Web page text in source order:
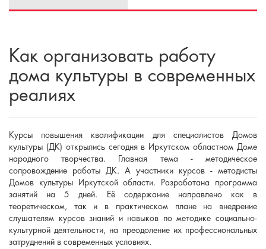
Как организовать работу
дома культуры в современных
реалиях
Курсы повышения квалификации для специалистов Домов
культуры (ДК) открылись сегодня в Иркутском областном Доме
народного творчества. Главная тема - методическое
сопровождение работы ДК. А участники курсов - методисты
Домов культуры Иркутской области. Разработана программа
занятий на 5 дней. Её содержание направлено как в
теоретическом, так и в практическом плане на внедрение
слушателям курсов знаний и навыков по методике социально-
культурной деятельности, на преодоление их профессиональных
затруднений в современных условиях.